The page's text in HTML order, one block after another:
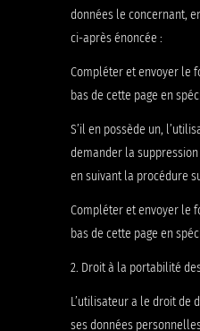
données le concernant,
ci-après énoncée :
Compléter et envoyer le
bas de cette page en
S’il en possède un,
demander la
en suivant la procédure
Compléter et envoyer le
bas de cette page en
2. Droit à la portabilité
L’utilisateur a le droit de
ses données